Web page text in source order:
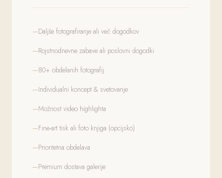
Daljše fotografiranje ali več dogodkov
Rojstnodnevne zabave ali poslovni dogodki
80+ obdelanih fotografij
Individualni koncept & svetovanje
Možnost video highlighta
Fine-art tisk ali foto knjiga (opcijsko)
Prioritetna obdelava
Premium dostava galerije